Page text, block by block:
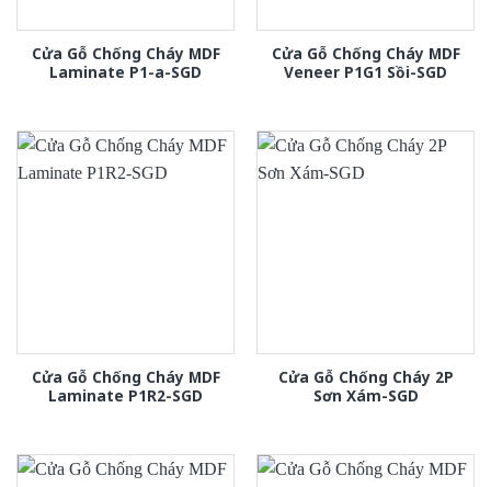
Cửa Gỗ Chống Cháy MDF
Laminate P1-a-SGD
Cửa Gỗ Chống Cháy MDF
Veneer P1G1 Sồi-SGD
Cửa Gỗ Chống Cháy MDF
Laminate P1R2-SGD
Cửa Gỗ Chống Cháy 2P
Sơn Xám-SGD